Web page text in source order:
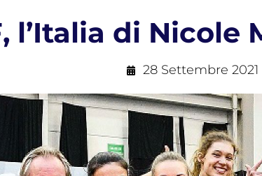
l’Italia di
28 Settembre 2021